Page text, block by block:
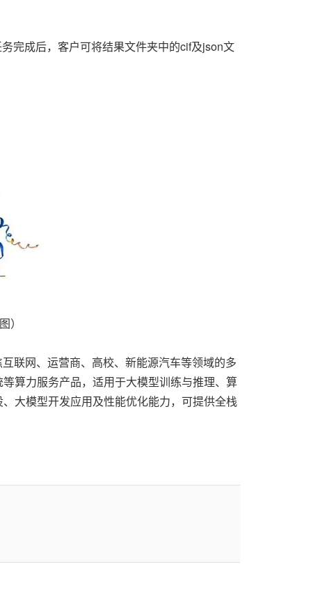
完成后，客户可将结果文件夹中的cif及json文
）
联网、运营商、高校、新能源汽车等领域的多
算力服务产品，适用于大模型训练与推理、算
大模型开发应用及性能优化能力，可提供全栈